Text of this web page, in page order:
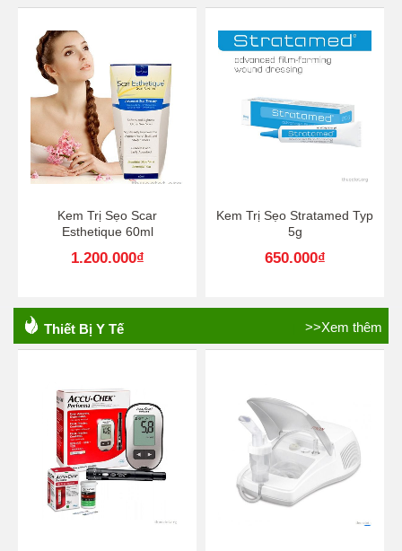
Kem Trị Sẹo Scar
Esthetique 60ml
1.200.000₫
Kem Trị Sẹo Stratamed Typ
5g
650.000₫
Thiết Bị Y Tế >>Xem thêm